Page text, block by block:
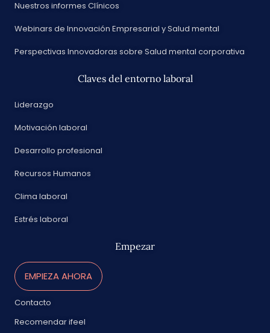
Nuestros informes Clínicos
Webinars de Innovación Empresarial y Salud mental
Perspectivas Innovadoras sobre Salud mental corporativa
Claves del entorno laboral
Liderazgo
Motivación laboral
Desarrollo profesional
Recursos Humanos
Clima laboral
Estrés laboral
Empezar
EMPIEZA AHORA
Contacto
Recomendar ifeel